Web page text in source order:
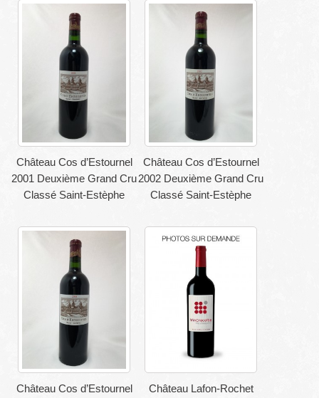
Château Cos d’Estournel
2001 Deuxième Grand Cru
Classé Saint-Estèphe
Château Cos d’Estournel
2002 Deuxième Grand Cru
Classé Saint-Estèphe
Château Cos d’Estournel
Château Lafon-Rochet